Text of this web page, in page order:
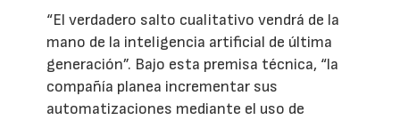
“El verdadero salto cualitativo vendrá de la
mano de la inteligencia artificial de última
generación”. Bajo esta premisa técnica, “la
compañía planea incrementar sus
automatizaciones mediante el uso de